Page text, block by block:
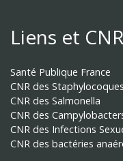
Liens et
Santé Publique France
CNR des Staphylocoques
CNR des Salmonella
CNR des
CNR des Infections
CNR des bactéries